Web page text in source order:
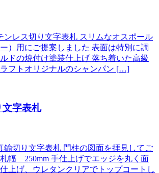
ンレス切り文字表札 スリムなオスポール
）用にご提案しました 表面は特別に調
ドの焼付け塗装仕上げ 落ち着いた高級
フトオリジナルのシャンパン […]
文字表札
鍮切り文字表札 門柱の図面を拝見してご
幅 250mm 手仕上げでエッジを丸く面
上げ、ウレタンクリアでトップコートし